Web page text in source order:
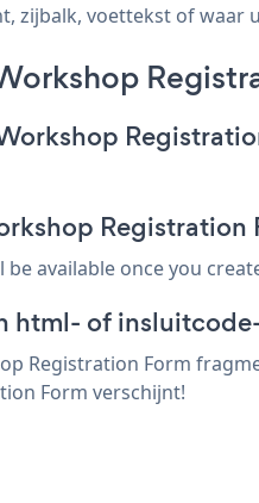
zijbalk, voettekst of waar
be available once you
html- of
Registration Form
Form verschijnt!